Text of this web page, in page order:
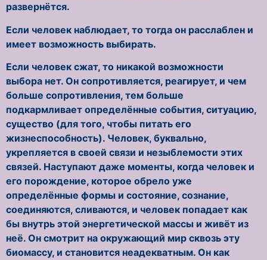
развернётся.
Если человек наблюдает, то тогда он расслаблен и
имеет возможность выбирать.
Если человек сжат, то никакой возможности
выбора нет. Он сопротивляется, реагирует, и чем
больше сопротивления, тем больше
подкармливает определённые события, ситуацию,
существо (для того, чтобы питать его
жизнеспособность). Человек, буквально,
укрепляется в своей связи и незыблемости этих
связей. Наступают даже моменты, когда человек и
его порождение, которое обрело уже
определённые формы и состояние, сознание,
соединяются, сливаются, и человек попадает как
бы внутрь этой энергетической массы и живёт из
неё. Он смотрит на окружающий мир сквозь эту
биомассу, и становится неадекватным. Он как